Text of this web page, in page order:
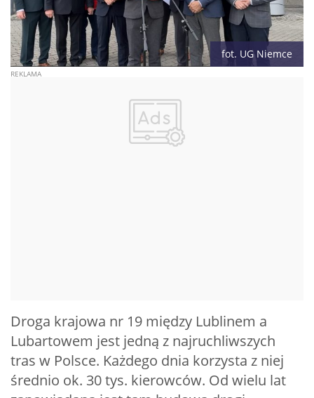
fot. UG Niemce
Droga krajowa nr 19 między Lublinem a
Lubartowem jest jedną z najruchliwszych
tras w Polsce. Każdego dnia korzysta z niej
średnio ok. 30 tys. kierowców. Od wielu lat